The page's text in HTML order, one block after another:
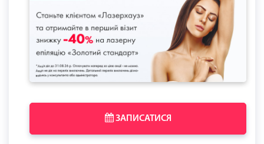
ЗАПИСАТИСЯ